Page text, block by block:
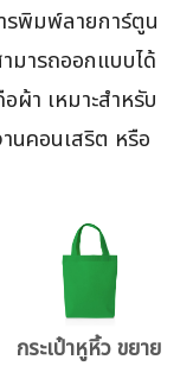
รพิมพ์ลายการ์ตูน
มารถออกแบบได้
ผ้า เหมาะสำหรับ
นคอนเสริต หรือ
กระเป๋าหูหิ้ว ขยาย